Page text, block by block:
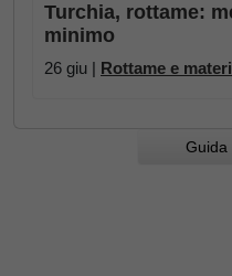
Turchia, rottame:
minimo
26 giu | Rottame e
Guida